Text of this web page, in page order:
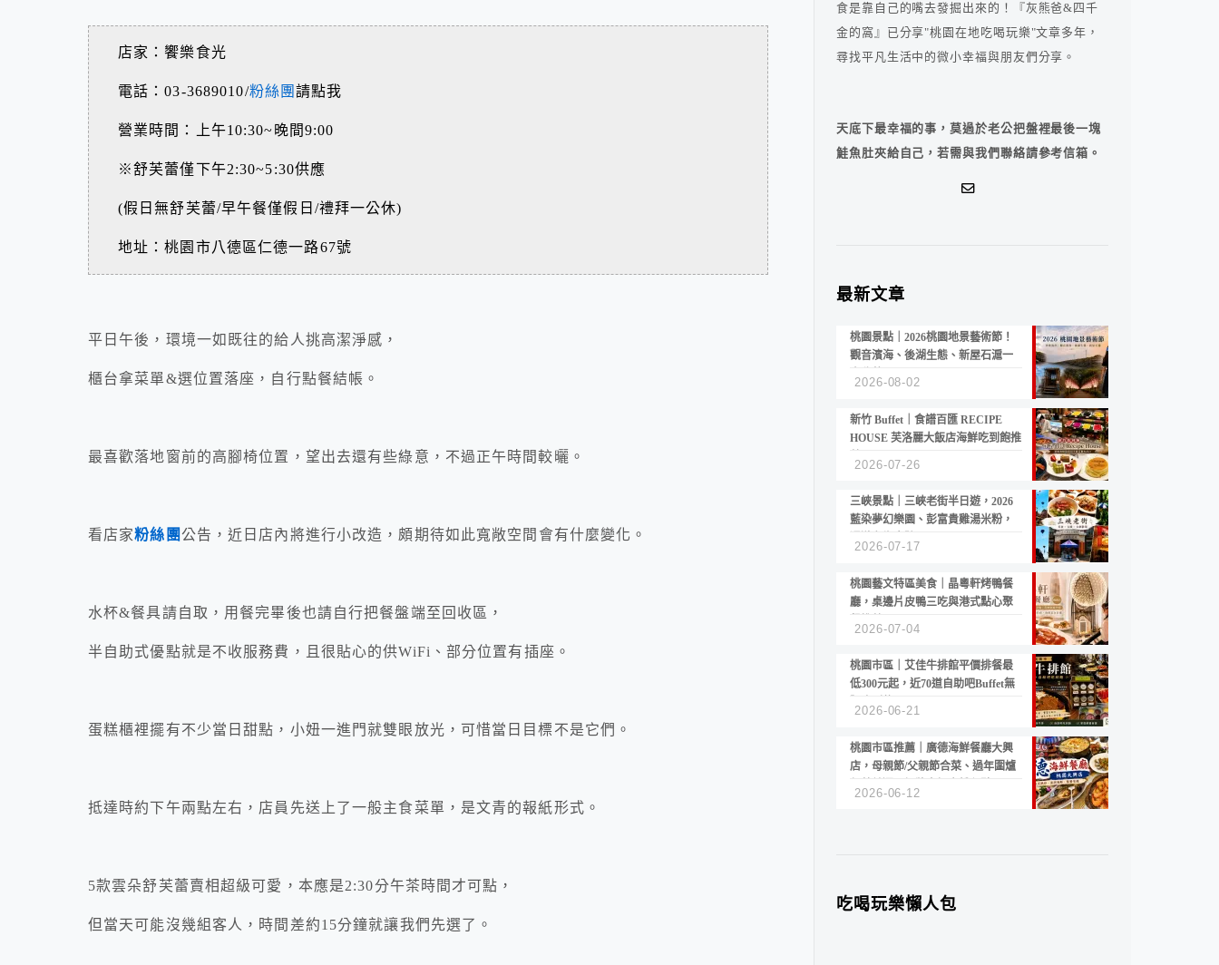
店家：饗樂食光
電話：03-3689010/粉絲團請點我
營業時間：上午10:30~晚間9:00
※舒芙蕾僅下午2:30~5:30供應
(假日無舒芙蕾/早午餐僅假日/禮拜一公休)
地址：桃園市八德區仁德一路67號
平日午後，環境一如既往的給人挑高潔淨感，
櫃台拿菜單&選位置落座，自行點餐結帳。
最喜歡落地窗前的高腳椅位置，望出去還有些綠意，不過正午時間較曬。
看店家粉絲團公告，近日店內將進行小改造，頗期待如此寬敞空間會有什麼變化。
水杯&餐具請自取，用餐完畢後也請自行把餐盤端至回收區，
半自助式優點就是不收服務費，且很貼心的供WiFi、部分位置有插座。
蛋糕櫃裡擺有不少當日甜點，小妞一進門就雙眼放光，可惜當日目標不是它們。
抵達時約下午兩點左右，店員先送上了一般主食菜單，是文青的報紙形式。
5款雲朵舒芙蕾賣相超級可愛，本應是2:30分午茶時間才可點，
但當天可能沒幾組客人，時間差約15分鐘就讓我們先選了。
食是靠自己的嘴去發掘出來的！『灰熊爸&四千
金的窩』已分享"桃園在地吃喝玩樂"文章多年，
尋找平凡生活中的微小幸福與朋友們分享。
天底下最幸福的事，莫過於老公把盤裡最後一塊
鮭魚肚夾給自己，若需與我們聯絡請參考信箱。
最新文章
桃園景點｜2026桃園地景藝術節！
觀音濱海、後湖生態、新屋石滬一
2026-08-02
新竹 Buffet｜食譜百匯 RECIPE
HOUSE 芙洛麗大飯店海鮮吃到飽推
2026-07-26
三峽景點｜三峽老街半日遊，2026
藍染夢幻樂園、彭富貴雞湯米粉，
2026-07-17
桃園藝文特區美食｜晶粵軒烤鴨餐
廳，桌邊片皮鴨三吃與港式點心聚
2026-07-04
桃園市區｜艾佳牛排館平價排餐最
低300元起，近70道自助吧Buffet無
2026-06-21
桃園市區推薦｜廣德海鮮餐廳大興
店，母親節/父親節合菜、過年圍爐
2026-06-12
吃喝玩樂懶人包